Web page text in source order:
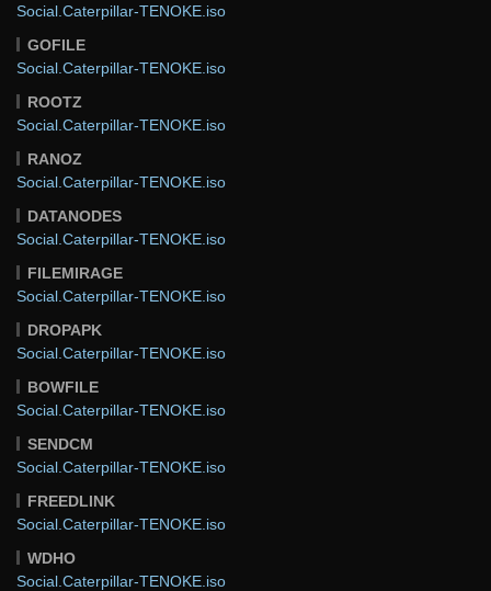
Social.Caterpillar-TENOKE.iso
GOFILE
Social.Caterpillar-TENOKE.iso
ROOTZ
Social.Caterpillar-TENOKE.iso
RANOZ
Social.Caterpillar-TENOKE.iso
DATANODES
Social.Caterpillar-TENOKE.iso
FILEMIRAGE
Social.Caterpillar-TENOKE.iso
DROPAPK
Social.Caterpillar-TENOKE.iso
BOWFILE
Social.Caterpillar-TENOKE.iso
SENDCM
Social.Caterpillar-TENOKE.iso
FREEDLINK
Social.Caterpillar-TENOKE.iso
WDHO
Social.Caterpillar-TENOKE.iso